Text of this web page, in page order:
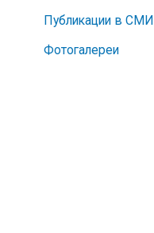
Публикации в СМИ
Фотогалереи